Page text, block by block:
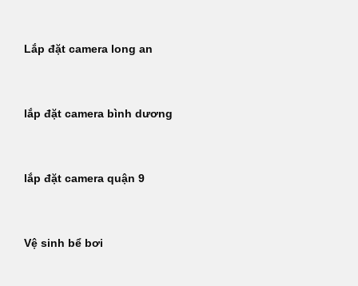
Lắp đặt camera long an
lắp đặt camera bình dương
lắp đặt camera quận 9
Vệ sinh bể bơi